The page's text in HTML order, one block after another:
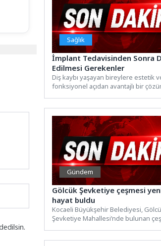
Sağlık
İmplant Tedavisinden Sonra
Edilmesi Gerekenler
Diş kaybı yaşayan bireylere estetik
fonksiyonel açıdan avantajlı bir
Gündem
Gölcük Şevketiye çeşmesi
hayat buldu
Kocaeli Büyükşehir Belediyesi,
Şevketiye Mahallesi’nde bulunan